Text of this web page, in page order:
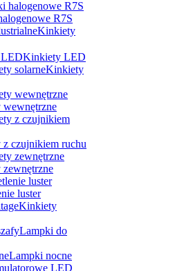
R7S
Kinkiety
Kinkiety LED
Kinkiety
czujnikiem ruchu
luster
Kinkiety
Lampki do
Lampki nocne